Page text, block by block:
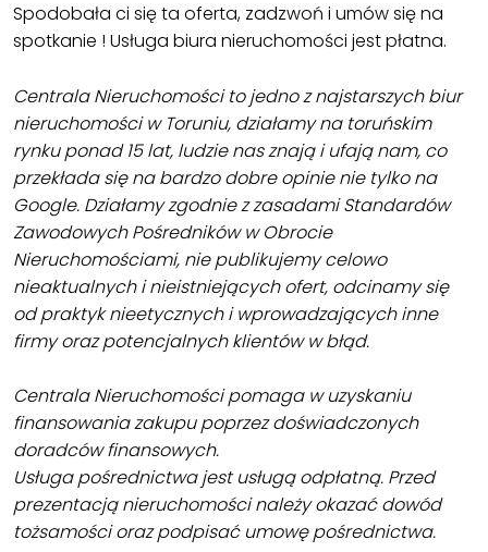
Spodobała ci się ta oferta, zadzwoń i umów się na
spotkanie ! Usługa biura nieruchomości jest płatna.
Centrala Nieruchomości to jedno z najstarszych biur
nieruchomości w Toruniu, działamy na toruńskim
rynku ponad 15 lat, ludzie nas znają i ufają nam, co
przekłada się na bardzo dobre opinie nie tylko na
Google. Działamy zgodnie z zasadami Standardów
Zawodowych Pośredników w Obrocie
Nieruchomościami, nie publikujemy celowo
nieaktualnych i nieistniejących ofert, odcinamy się
od praktyk nieetycznych i wprowadzających inne
firmy oraz potencjalnych klientów w błąd.
Centrala Nieruchomości pomaga w uzyskaniu
finansowania zakupu poprzez doświadczonych
doradców finansowych.
Usługa pośrednictwa jest usługą odpłatną. Przed
prezentacją nieruchomości należy okazać dowód
tożsamości oraz podpisać umowę pośrednictwa.